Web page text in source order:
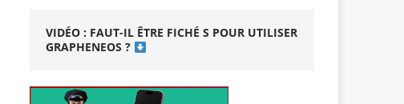
VIDÉO : FAUT-IL ÊTRE FICHÉ S POUR UTILISER
GRAPHENEOS ?